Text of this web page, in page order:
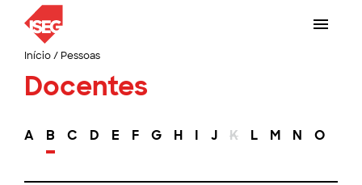
Início/ Pessoas
Docentes
A B C D E F G H I J K L M N O